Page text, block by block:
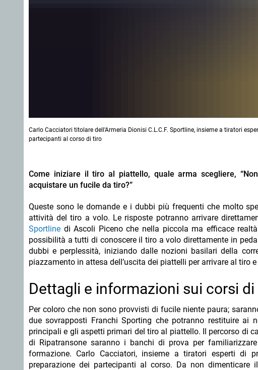
Carlo Cacciatori titolare dell'Armeria Dionisi C.L.C.F. Sportline, insieme a tiratori
partecipanti al corso di tiro
Come iniziare il tiro al piattello, quale arma scegliere,
acquistare un fucile da tiro?”
Queste sono le domande e i dubbi più frequenti che molto
attività del tiro a volo. Le risposte potranno arrivare
Sportline di Ascoli Piceno che nella piccola ma efficace
possibilità a tutti di conoscere il tiro a volo direttamente in
dubbi e perplessità, iniziando dalle nozioni basilari della
piazzamento in attesa dell’uscita dei piattelli per arrivare al tiro
Dettagli e informazioni sui corsi
Per coloro che non sono provvisti di fucile niente paura;
due sovrapposti Franchi Sporting che potranno restituire ai
principali e gli aspetti primari del tiro al piattello. Il percorso di
di Ripatransone saranno i banchi di prova per
formazione. Carlo Cacciatori, insieme a tiratori esperti di
preparazione dei partecipanti al corso. Da non